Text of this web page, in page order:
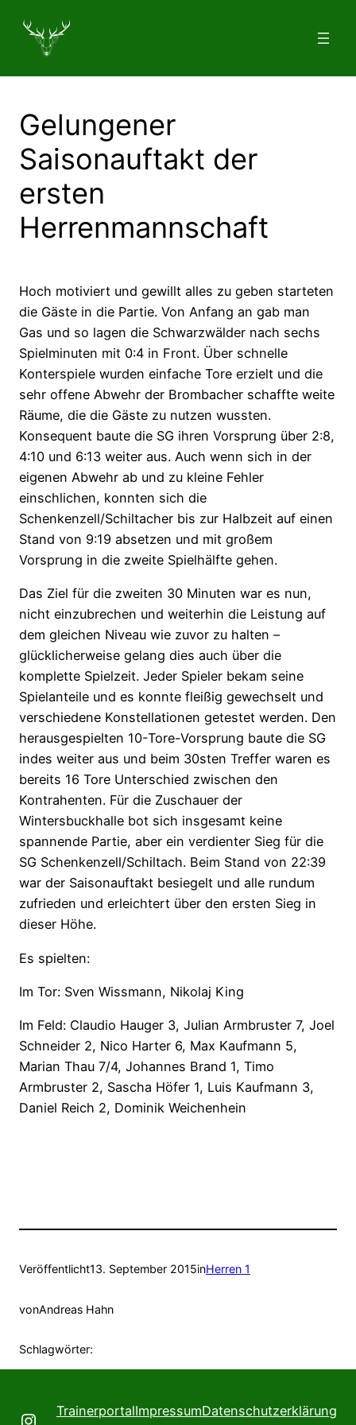
Inhalt
springen
Gelungener
Saisonauftakt der
ersten
Herrenmannschaft
Hoch motiviert und gewillt alles zu geben starteten
die Gäste in die Partie. Von Anfang an gab man
Gas und so lagen die Schwarzwälder nach sechs
Spielminuten mit 0:4 in Front. Über schnelle
Konterspiele wurden einfache Tore erzielt und die
sehr offene Abwehr der Brombacher schaffte weite
Räume, die die Gäste zu nutzen wussten.
Konsequent baute die SG ihren Vorsprung über 2:8,
4:10 und 6:13 weiter aus. Auch wenn sich in der
eigenen Abwehr ab und zu kleine Fehler
einschlichen, konnten sich die
Schenkenzell/Schiltacher bis zur Halbzeit auf einen
Stand von 9:19 absetzen und mit großem
Vorsprung in die zweite Spielhälfte gehen.
Das Ziel für die zweiten 30 Minuten war es nun,
nicht einzubrechen und weiterhin die Leistung auf
dem gleichen Niveau wie zuvor zu halten –
glücklicherweise gelang dies auch über die
komplette Spielzeit. Jeder Spieler bekam seine
Spielanteile und es konnte fleißig gewechselt und
verschiedene Konstellationen getestet werden. Den
herausgespielten 10-Tore-Vorsprung baute die SG
indes weiter aus und beim 30sten Treffer waren es
bereits 16 Tore Unterschied zwischen den
Kontrahenten. Für die Zuschauer der
Wintersbuckhalle bot sich insgesamt keine
spannende Partie, aber ein verdienter Sieg für die
SG Schenkenzell/Schiltach. Beim Stand von 22:39
war der Saisonauftakt besiegelt und alle rundum
zufrieden und erleichtert über den ersten Sieg in
dieser Höhe.
Es spielten:
Im Tor: Sven Wissmann, Nikolaj King
Im Feld: Claudio Hauger 3, Julian Armbruster 7, Joel
Schneider 2, Nico Harter 6, Max Kaufmann 5,
Marian Thau 7/4, Johannes Brand 1, Timo
Armbruster 2, Sascha Höfer 1, Luis Kaufmann 3,
Daniel Reich 2, Dominik Weichenhein
Veröffentlicht13. September 2015inHerren 1
vonAndreas Hahn
Schlagwörter:
Instagram
TrainerportalImpressumDatenschutzerklärung